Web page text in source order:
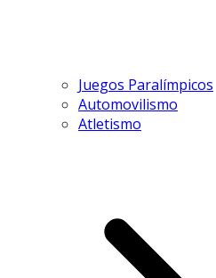
Juegos Paralímpicos
Automovilismo
Atletismo